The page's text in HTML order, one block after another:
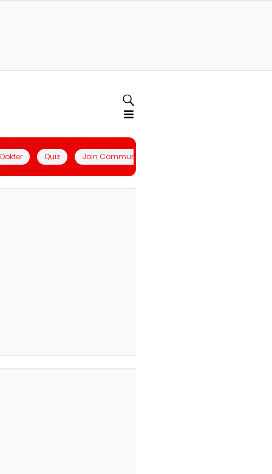
Quiz Join Community